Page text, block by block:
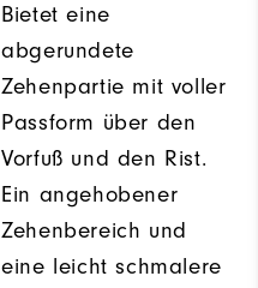
Bietet eine
abgerundete
Zehenpartie mit voller
Passform über den
Vorfuß und den Rist.
Ein angehobener
Zehenbereich und
eine leicht schmalere